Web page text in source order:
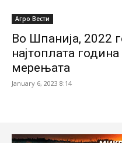
Агро Вести
Во Шпанија, 2022
најтоплата
мерењата
January 6, 2023 8:14